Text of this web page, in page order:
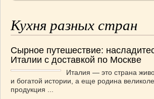
КРАСОТА И ЗДОРОВЬЕ
САМОРАЗВИТИЕ(12)
ИНТЕРЕСНЫЕ НОВОСТИ(38)
СТАТЬИ (272)
отдых(25)
ЛЕЧЕБНЫЕ СВОЙСТВА ПИЩЕВЫХ
(56)
Кухня разных стран
Сырное путешествие:
Италии с доставкой по Москве
Италия — это страна
и богатой истории, а еще родина
продукция ...